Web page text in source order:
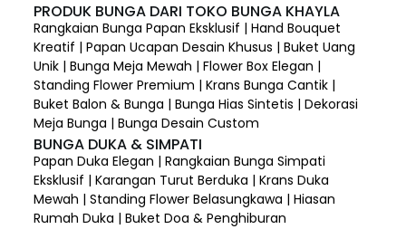
PRODUK BUNGA DARI TOKO BUNGA KHAYLA
Rangkaian Bunga Papan Eksklusif | Hand Bouquet
Kreatif | Papan Ucapan Desain Khusus | Buket Uang
Unik | Bunga Meja Mewah | Flower Box Elegan |
Standing Flower Premium | Krans Bunga Cantik |
Buket Balon & Bunga | Bunga Hias Sintetis | Dekorasi
Meja Bunga | Bunga Desain Custom
BUNGA DUKA & SIMPATI
Papan Duka Elegan | Rangkaian Bunga Simpati
Eksklusif | Karangan Turut Berduka | Krans Duka
Mewah | Standing Flower Belasungkawa | Hiasan
Rumah Duka | Buket Doa & Penghiburan